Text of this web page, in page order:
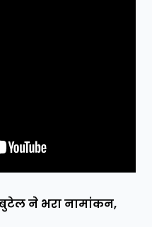
ने भरा नामांकन,